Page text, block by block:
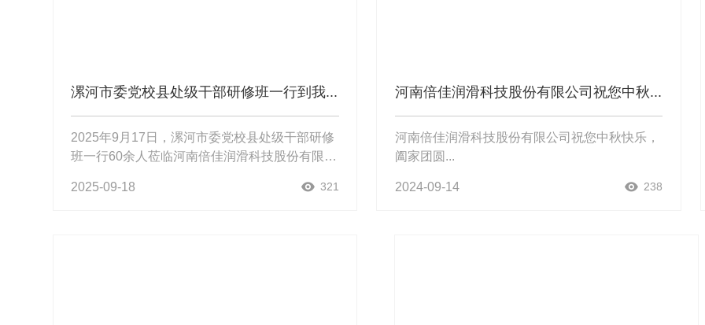
漯河市委党校县处级干部研修班一行到我...
2025年9月17日，漯河市委党校县处级干部研修
班一行60余人莅临河南倍佳润滑科技股份有限公
佳科技以科技创新驱动发展和人才高地赋能产业
2025-09-18 321
河南倍佳润滑科技股份有限公司祝您中秋...
河南倍佳润滑科技股份有限公司祝您中秋快乐，
阖家团圆...
2024-09-14 238